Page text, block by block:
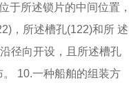
于所述锁片的中间位置，
，所述槽孔(122)和所 述
径向开设，且所述槽孔
10.一种船舶的组装方